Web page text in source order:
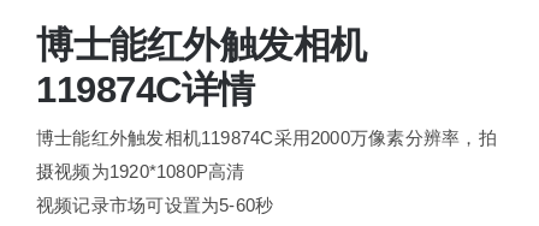
博士能红外触发相机
119874C详情
博士能红外触发相机119874C采用2000万像素分辨率，拍
摄视频为1920*1080P高清
视频记录市场可设置为5-60秒